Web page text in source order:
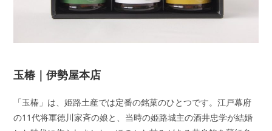
玉椿｜伊勢屋本店
「玉椿」は、姫路土産では定番の銘菓のひとつです。江戸幕府
の11代将軍徳川家斉の娘と、当時の姫路城主の酒井忠学が結婚